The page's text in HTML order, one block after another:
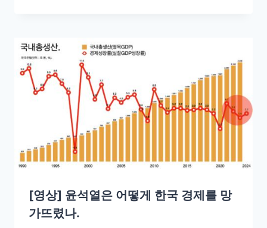
[영상] 윤석열은 어떻게 한국 경제를 망
가뜨렸나.